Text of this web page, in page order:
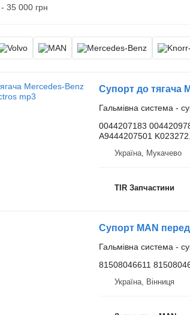
35 000 грн
Супорт до тягача
Гальмівна система -
0044207183
A9444207501
Україна, Мукачево
TIR Запчастини
Гальмівна система -
81508046611
Україна, Вінниця